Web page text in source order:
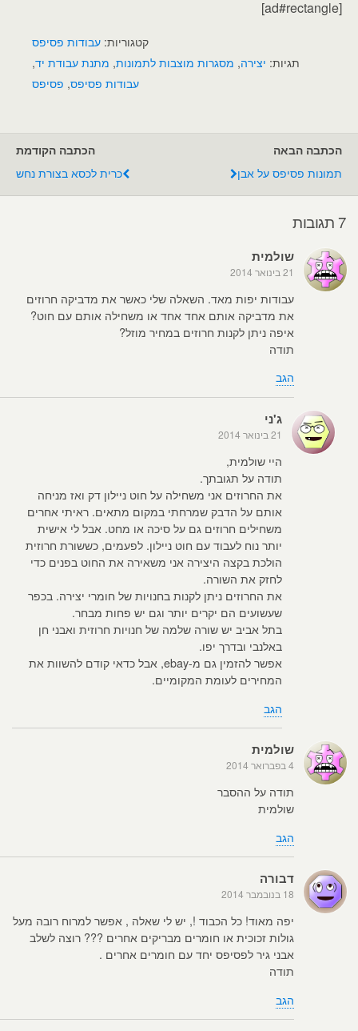
[ad#rectangle]
קטגוריות: עבודות פסיפס
תגיות: יצירה, מסגרות מוצבות לתמונות, מתנת עבודת יד,
עבודות פסיפס, פסיפס
הכתבה הקודמת
כרית לכסא בצורת נחש
הכתבה הבאה
תמונות פסיפס על אבן
7 תגובות
שולמית
21 בינואר 2014
עבודות יפות מאד. השאלה שלי כאשר את מדביקה חרוזים
את מדביקה אותם אחד אחד או משחילה אותם עם חוט?
איפה ניתן לקנות חרוזים במחיר מוזל?
תודה
הגב
ג'ני
21 בינואר 2014
היי שולמית,
תודה על תגובתך.
את החרוזים אני משחילה על חוט ניילון דק ואז מניחה
אותם על הדבק שמרחתי במקום מתאים. ראיתי אחרים
משחילים חרוזים גם על סיכה או מחט. אבל לי אישית
יותר נוח לעבוד עם חוט ניילון. לפעמים, כששורת חרוזית
הולכת בקצה היצירה אני משאירה את החוט בפנים כדי
לחזק את השורה.
את החרוזים ניתן לקנות בחנויות של חומרי יצירה. בכפר
שעשועים הם יקרים יותר וגם יש פחות מבחר.
בתל אביב יש שורה שלמה של חנויות חרוזית ואבני חן
באלנבי ובדרך יפו.
אפשר להזמין גם מ-ebay, אבל כדאי קודם להשוות את
המחירים לעומת המקומיים.
הגב
שולמית
4 בפברואר 2014
תודה על ההסבר
שולמית
הגב
דבורה
18 בנובמבר 2014
יפה מאוד! כל הכבוד !, יש לי שאלה , אפשר למרוח רובה מעל
גולות זכוכית או חומרים מבריקים אחרים ??? רוצה לשלב
אבני גיר לפסיפס יחד עם חומרים אחרים .
תודה
הגב